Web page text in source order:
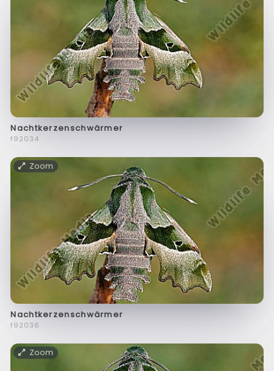
Nachtkerzenschwärmer
f92034
Zoom
Nachtkerzenschwärmer
f92036
Zoom